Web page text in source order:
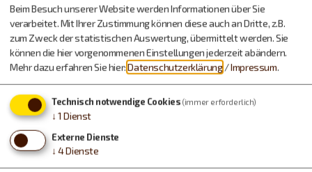
Beim Besuch unserer Website werden Informationen über Sie
verarbeitet. Mit Ihrer Zustimmung können diese auch an Dritte, z.B.
zum Zweck der statistischen Auswertung, übermittelt werden. Sie
können die hier vorgenommenen Einstellungen jederzeit abändern.
Mehr dazu erfahren Sie hier:Datenschutzerklärung /Impressum.
Technisch notwendige Cookies (immer erforderlich)
↓ 1 Dienst
Externe Dienste
↓ 4Dienste